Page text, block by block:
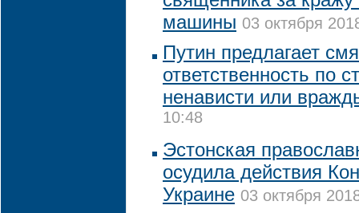
машины 03 октября
Путин предлагает
ответственность по
ненависти или
10:48
Эстонская
осудила действия
Украине 03 октября